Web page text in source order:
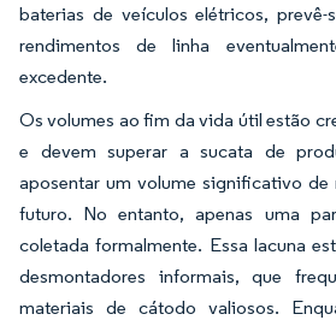
baterias de veículos elétricos,
rendimentos de linha
excedente.
Os volumes ao fim da vida útil estão
e devem superar a sucata de
aposentar um volume significativo
futuro. No entanto, apenas uma
coletada formalmente. Essa lacuna
desmontadores informais, que
materiais de cátodo valiosos.